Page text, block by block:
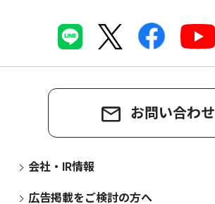
お問い合わせ
会社・IR情報
広告掲載をご検討の方へ